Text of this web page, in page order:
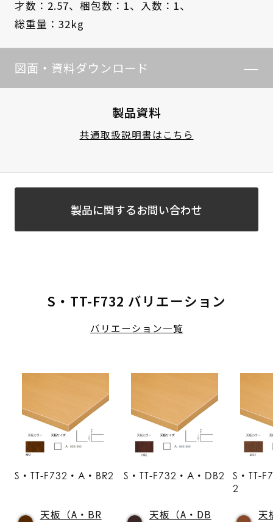
才数：2.57、 梱包数：1、
入数：1、
総重量：32kg
図面・資料ダウンロード
製品資料
共通取扱説明書はこちら
製品に関するお問い合わせ
S・TT-F732 バリエーション
バリエーション一覧
S・TT-F732・A・BR2
天板（A・BR
S・TT-F732・A・DB2
天板（A・DB
S・TT-
2
天